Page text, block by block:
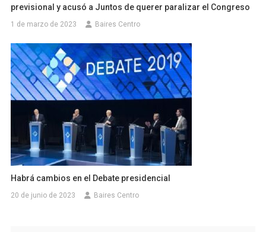
previsional y acusó a Juntos de querer paralizar el Congreso
1 de marzo de 2023 Baires Centro
Habrá cambios en el Debate presidencial
20 de junio de 2023 Baires Centro